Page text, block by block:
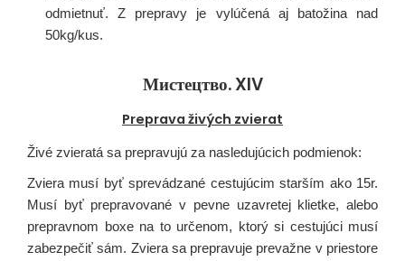
odmietnuť. Z prepravy je vylúčená aj batožina nad
50kg/kus.
Мистецтво. XIV
Preprava živých zvierat
Živé zvieratá sa prepravujú za nasledujúcich podmienok:
Zviera musí byť sprevádzané cestujúcim starším ako 15r.
Musí byť prepravované v pevne uzavretej klietke, alebo
prepravnom boxe na to určenom, ktorý si cestujúci musí
zabezpečiť sám. Zviera sa prepravuje prevažne v priestore